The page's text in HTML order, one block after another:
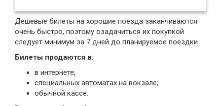
Дешевые билеты на хорошие поезда заканчиваются
очень быстро, поэтому озадачиться их покупкой
следует минимум за 7 дней до планируемое поездки.
Билеты продаются в:
в интернете;
специальных автоматах на вокзале;
обычной кассе.